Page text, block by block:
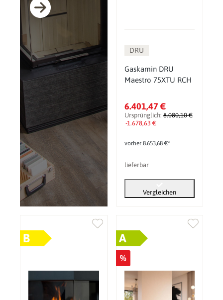
DRU
Gaskamin DRU
Maestro 75XTU RCH
6.401,47 €
Ursprünglich:8.080,10 €
-1.678,63 €
vorher 8.653,68 €*
lieferbar
Vergleichen
B A
%